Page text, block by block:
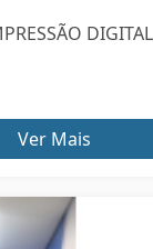
Ver Mais